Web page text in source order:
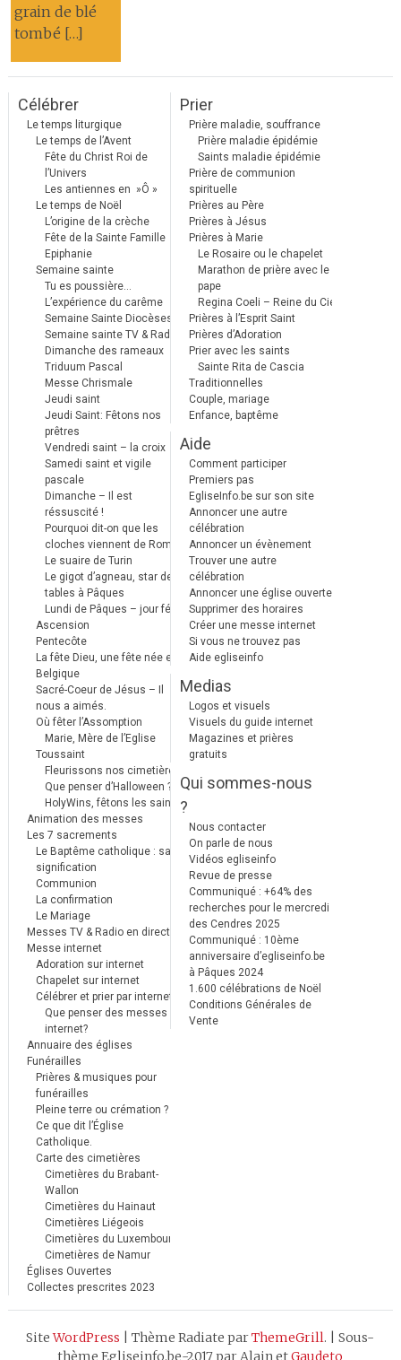
grain de blé
tombé […]
Célébrer
Le temps liturgique
Le temps de l’Avent
Fête du Christ Roi de
l’Univers
Les antiennes en »Ô »
Le temps de Noël
L’origine de la crèche
Fête de la Sainte Famille
Epiphanie
Semaine sainte
Tu es poussière…
L’expérience du carême
Semaine Sainte Diocèses
Semaine sainte TV & Radio
Dimanche des rameaux
Triduum Pascal
Messe Chrismale
Jeudi saint
Jeudi Saint: Fêtons nos
prêtres
Vendredi saint – la croix
Samedi saint et vigile
pascale
Dimanche – Il est
réssuscité !
Pourquoi dit-on que les
cloches viennent de Rome ?
Le suaire de Turin
Le gigot d’agneau, star des
tables à Pâques
Lundi de Pâques – jour férié
Ascension
Pentecôte
La fête Dieu, une fête née en
Belgique
Sacré-Coeur de Jésus – Il
nous a aimés.
Où fêter l’Assomption
Marie, Mère de l’Eglise
Toussaint
Fleurissons nos cimetières
Que penser d’Halloween ?
HolyWins, fêtons les saints !
Animation des messes
Les 7 sacrements
Le Baptême catholique : sa
signification
Communion
La confirmation
Le Mariage
Messes TV & Radio en direct
Messe internet
Adoration sur internet
Chapelet sur internet
Célébrer et prier par internet
Que penser des messes
internet?
Annuaire des églises
Funérailles
Prières & musiques pour
funérailles
Pleine terre ou crémation ?
Ce que dit l’Église
Catholique.
Carte des cimetières
Cimetières du Brabant-
Wallon
Cimetières du Hainaut
Cimetières Liégeois
Cimetières du Luxembourg
Cimetières de Namur
Églises Ouvertes
Collectes prescrites 2023
Prier
Prière maladie, souffrance
Prière maladie épidémie
Saints maladie épidémie
Prière de communion
spirituelle
Prières au Père
Prières à Jésus
Prières à Marie
Le Rosaire ou le chapelet
Marathon de prière avec le
pape
Regina Coeli – Reine du Ciel
Prières à l’Esprit Saint
Prières d’Adoration
Prier avec les saints
Sainte Rita de Cascia
Traditionnelles
Couple, mariage
Enfance, baptême
Aide
Comment participer
Premiers pas
EgliseInfo.be sur son site
Annoncer une autre
célébration
Annoncer un évènement
Trouver une autre
célébration
Annoncer une église ouverte
Supprimer des horaires
Créer une messe internet
Si vous ne trouvez pas
Aide egliseinfo
Medias
Logos et visuels
Visuels du guide internet
Magazines et prières
gratuits
Qui sommes-nous
?
Nous contacter
On parle de nous
Vidéos egliseinfo
Revue de presse
Communiqué : +64% des
recherches pour le mercredi
des Cendres 2025
Communiqué : 10ème
anniversaire d’egliseinfo.be
à Pâques 2024
1.600 célébrations de Noël
Conditions Générales de
Vente
SiteWordPress |Thème Radiate parThemeGrill. |Sous-
thème Egliseinfo.be-2017 par Alain etGaudeto